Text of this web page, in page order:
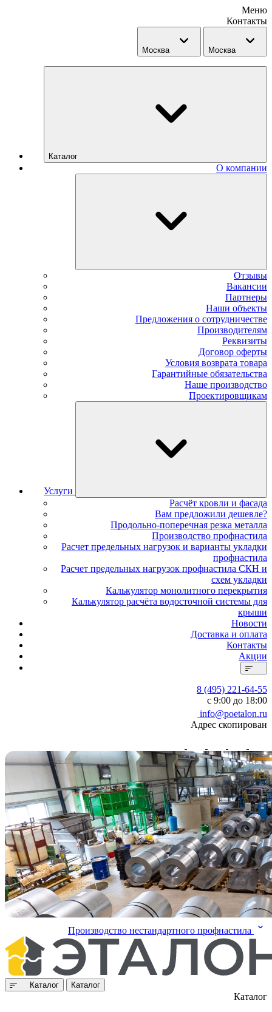
Меню
Контакты
Москва Москва
Каталог
О компании
Отзывы
Вакансии
Партнеры
Наши объекты
Предложения о сотрудничестве
Производителям
Реквизиты
Договор оферты
Условия возврата товара
Гарантийные обязательства
Наше производство
Проектировщикам
Услуги
Расчёт кровли и фасада
Вам предложили дешевле?
Продольно-поперечная резка металла
Производство профнастила
Расчет предельных нагрузок и варианты укладки
профнастила
Расчет предельных нагрузок профнастила СКН и
схем укладки
Калькулятор монолитного перекрытия
Калькулятор расчёта водосточной системы для
крыши
Новости
Доставка и оплата
Контакты
Акции
8 (495) 221-64-55
с 9:00 до 18:00
info@poetalon.ru
Адрес скопирован
Производство нестандартного профнастила
Каталог Каталог
Каталог